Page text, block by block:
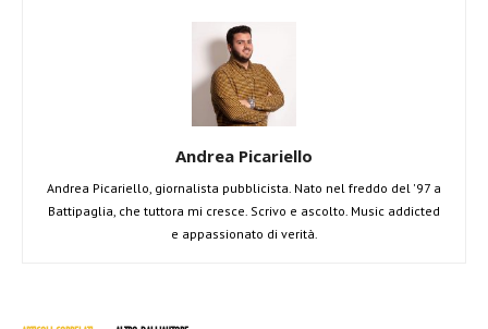
Andrea Picariello
Andrea Picariello, giornalista pubblicista. Nato nel freddo del '97 a
Battipaglia, che tuttora mi cresce. Scrivo e ascolto. Music addicted
e appassionato di verità.